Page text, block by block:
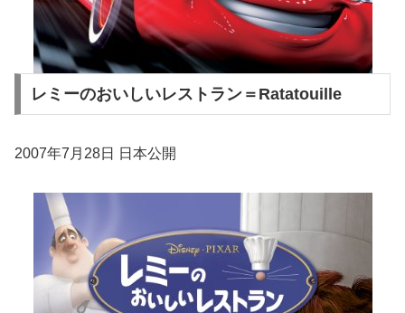
レミーのおいしいレストラン＝Ratatouille
2007年7月28日 日本公開